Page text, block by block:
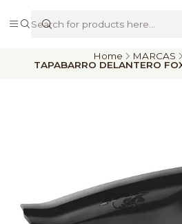
De Riders para
Home MARCAS
TAPABARRO DELANTERO